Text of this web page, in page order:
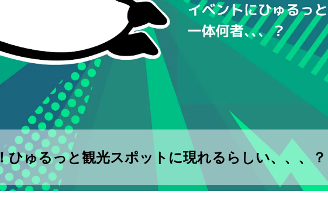
ひゅるっと観光スポットに現れるらしい、、、？